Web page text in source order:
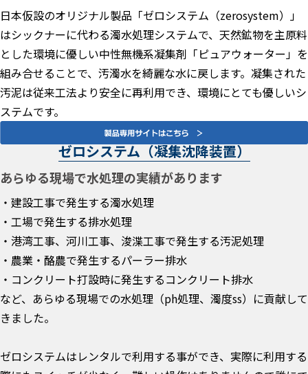
日本仮設のオリジナル製品「ゼロシステム（zerosystem）」
はシックナーに代わる濁水処理システムで、天然鉱物を主原料
とした環境に優しい中性無機系凝集剤「ピュアウォーター」を
組み合せることで、汚濁水を綺麗な水に戻します。凝集された
汚泥は従来工法より安全に再利用でき、環境にとても優しいシ
ステムです。
ゼロシステム（凝集沈降装置）
あらゆる現場で水処理の実績があります
・建設工事で発生する濁水処理
・工場で発生する排水処理
・港湾工事、河川工事、浚渫工事で発生する汚泥処理
・農業・酪農で発生するパーラー排水
・コンクリート打設時に発生するコンクリート排水
など、あらゆる現場での水処理（ph処理、濁度ss）に貢献して
きました。
ゼロシステムはレンタルで利用する事ができ、実際に利用する